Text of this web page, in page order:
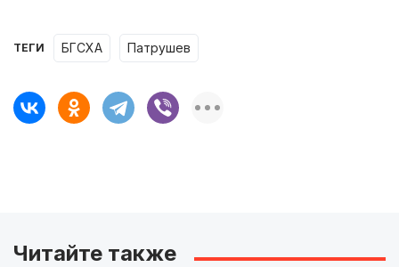
ТЕГИ БГСХА Патрушев
Читайте также